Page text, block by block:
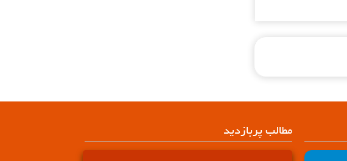
مطالب پربازدید